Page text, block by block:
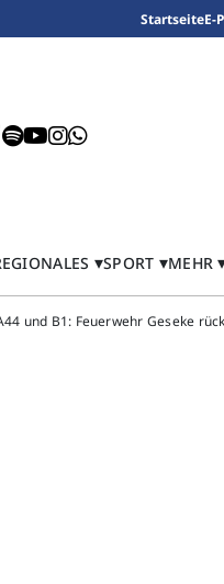
StartseiteE-
SPORT MEHR
und B1: Feuerwehr Geseke